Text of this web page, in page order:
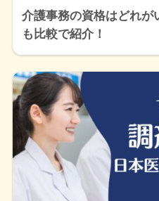
介護事務の資格はどれが
も比較で紹介！